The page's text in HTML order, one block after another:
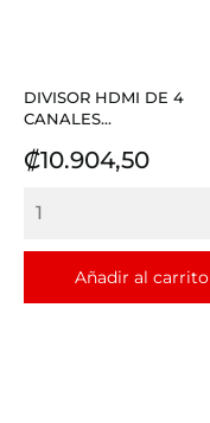
DIVISOR HDMI DE 4
CANALES...
Precio
₡10.904,50
Añadir al carrito